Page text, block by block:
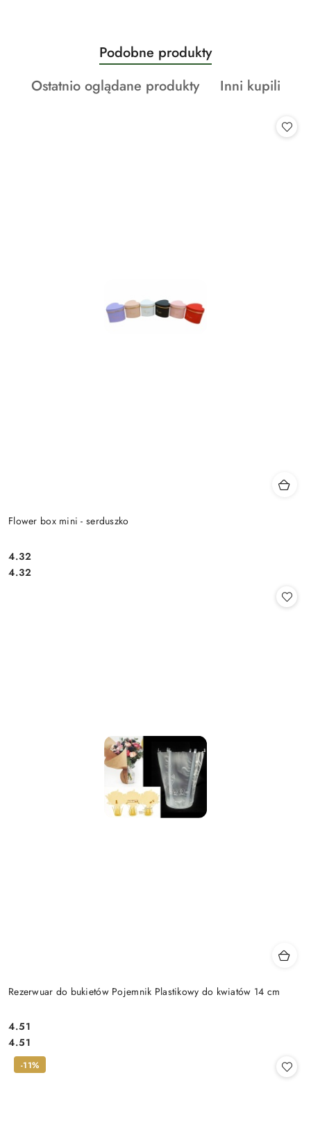
Pomiń karuzelę produktów
Produkty
o
statusie:
Podobne produkty
Produkty
Ostatnio oglądane produkty
Produkty
Inni kupili
Flower box mini - serduszko
Cena:
4.32
Cena:
4.32
Rezerwuar do bukietów Pojemnik Plastikowy do kwiatów 14 cm
Cena:
4.51
Cena:
4.51
-11%